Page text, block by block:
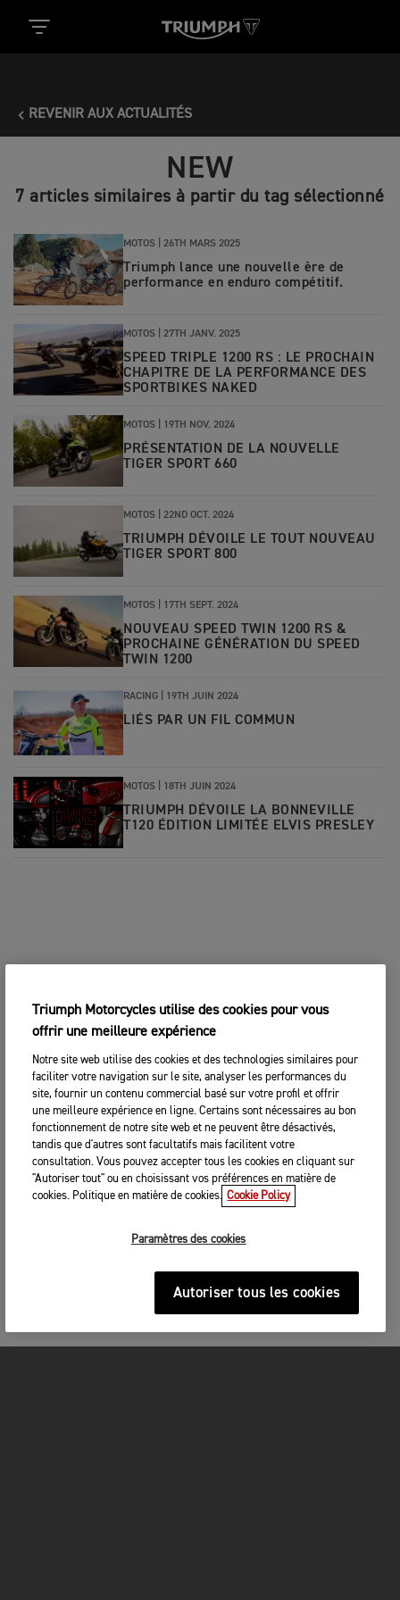
REVENIR AUX ACTUALITÉS
NEW
7 articles similaires à partir du tag sélectionné
MOTOS | 26TH MARS 2025
Triumph lance une nouvelle ère de
performance en enduro compétitif.
MOTOS | 27TH JANV. 2025
SPEED TRIPLE 1200 RS : LE PROCHAIN
CHAPITRE DE LA PERFORMANCE DES
SPORTBIKES NAKED
MOTOS | 19TH NOV. 2024
PRÉSENTATION DE LA NOUVELLE
TIGER SPORT 660
MOTOS | 22ND OCT. 2024
TRIUMPH DÉVOILE LE TOUT NOUVEAU
TIGER SPORT 800
MOTOS | 17TH SEPT. 2024
NOUVEAU SPEED TWIN 1200 RS &
PROCHAINE GÉNÉRATION DU SPEED
TWIN 1200
RACING | 19TH JUIN 2024
LIÉS PAR UN FIL COMMUN
MOTOS | 18TH JUIN 2024
TRIUMPH DÉVOILE LA BONNEVILLE
T120 ÉDITION LIMITÉE ELVIS PRESLEY
Triumph Motorcycles utilise des cookies pour vous
offrir une meilleure expérience
Notre site web utilise des cookies et des technologies similaires pour
faciliter votre navigation sur le site, analyser les performances du
site, fournir un contenu commercial basé sur votre profil et offrir
une meilleure expérience en ligne. Certains sont nécessaires au bon
fonctionnement de notre site web et ne peuvent être désactivés,
tandis que d'autres sont facultatifs mais facilitent votre
consultation. Vous pouvez accepter tous les cookies en cliquant sur
"Autoriser tout" ou en choisissant vos préférences en matière de
cookies. Politique en matière de cookies. Cookie Policy
Paramètres des cookies
Autoriser tous les cookies